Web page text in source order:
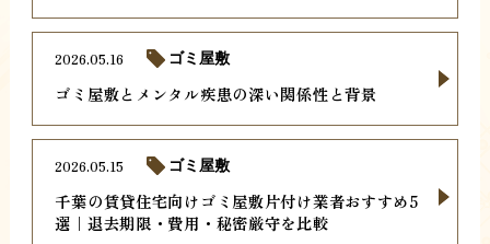
ゴミ屋敷とメンタル疾患の深い関係性と背景
2026.05.16 ゴミ屋敷
千葉の賃貸住宅向けゴミ屋敷片付け業者おすすめ5
選｜退去期限・費用・秘密厳守を比較
2026.05.15 ゴミ屋敷